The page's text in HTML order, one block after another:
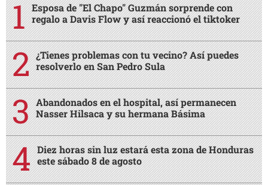
Esposa de "El Chapo" Guzmán sorprende con
regalo a Davis Flow y así reaccionó el tiktoker
¿Tienes problemas con tu vecino? Así puedes
resolverlo en San Pedro Sula
Abandonados en el hospital, así permanecen
Nasser Hilsaca y su hermana Básima
Diez horas sin luz estará esta zona de Honduras
este sábado 8 de agosto